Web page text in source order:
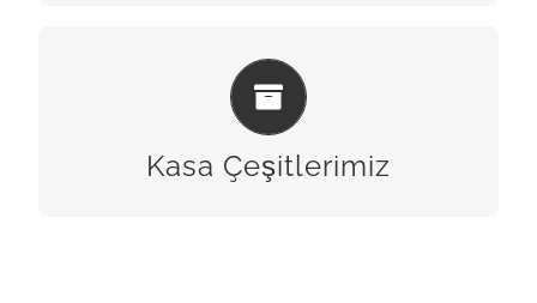
Kasa Çeşitlerimiz
KASA ÇEŞITLERIMIZ